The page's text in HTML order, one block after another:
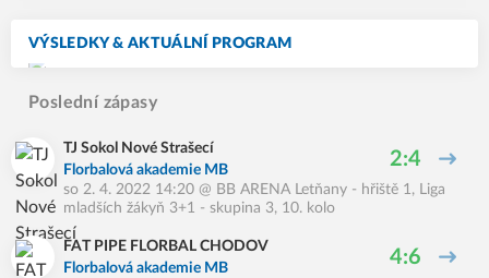
VÝSLEDKY & AKTUÁLNÍ PROGRAM
Poslední zápasy
TJ Sokol Nové Strašecí
Florbalová akademie MB
2:4
so 2. 4. 2022 14:20 @ BB ARENA Letňany - hřiště 1, Liga
mladších žákyň 3+1 - skupina 3, 10. kolo
FAT PIPE FLORBAL CHODOV
Florbalová akademie MB
4:6